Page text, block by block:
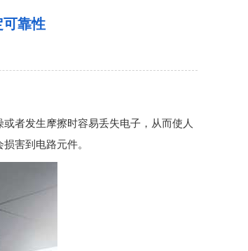
靠性
者发生摩擦时容易丢失电子，从而使人
害到电路元件。